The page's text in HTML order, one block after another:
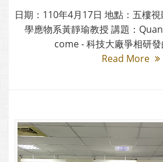
日期：110年4月17日 地點：五樓
學應物系黃靜瑜教授 講題：
come - 科技大廠爭相研
Read More